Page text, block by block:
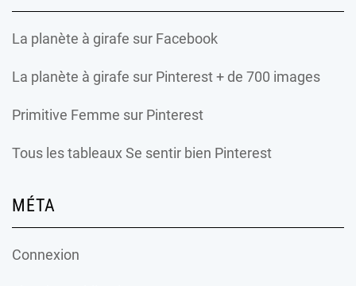
La planète à girafe sur Facebook
La planète à girafe sur Pinterest + de 700 images
Primitive Femme sur Pinterest
Tous les tableaux Se sentir bien Pinterest
MÉTA
Connexion